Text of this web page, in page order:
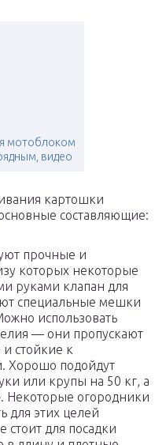
мотоблоком
видео
картошки
составляющие:
прочные и
которых некоторые
руками клапан для
специальные мешки
использовать
— они пропускают
и стойкие к
Хорошо подойдут
или крупы на 50 кг, а
Некоторые огородники
для этих целей
для посадки